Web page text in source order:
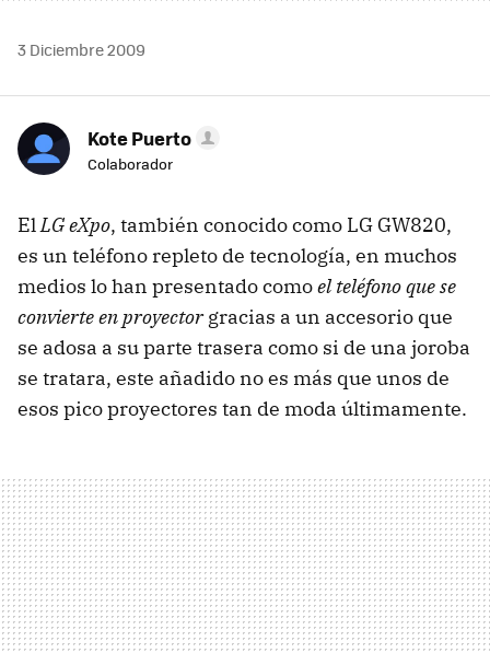
3 Diciembre 2009
Kote Puerto
Colaborador
ElLG eXpo, también conocido como LG GW820,
es un teléfono repleto de tecnología, en muchos
medios lo han presentado comoel teléfono que se
convierte en proyectorgracias a un accesorio que
se adosa a su parte trasera como si de una joroba
se tratara, este añadido no es más que unos de
esos pico proyectores tan de moda últimamente.